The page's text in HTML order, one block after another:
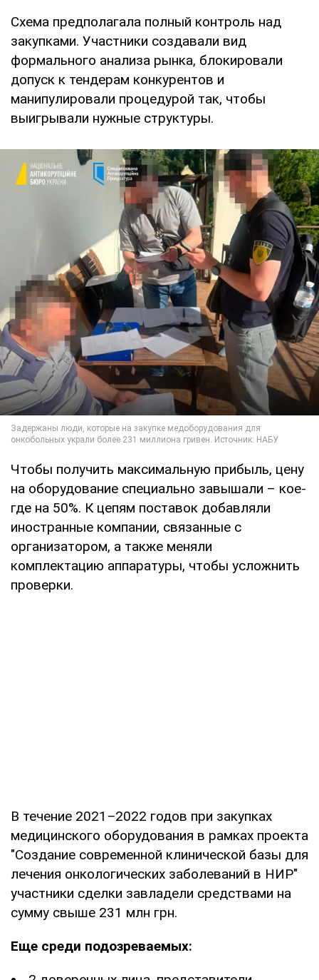
Схема предполагала полный контроль над
закупками. Участники создавали вид
формального анализа рынка, блокировали
допуск к тендерам конкурентов и
манипулировали процедурой так, чтобы
выигрывали нужные структуры.
Чтобы получить максимальную прибыль, цену
на оборудование специально завышали – кое-
где на 50%. К цепям поставок добавляли
иностранные компании, связанные с
организатором, а также меняли
комплектацию аппаратуры, чтобы усложнить
проверки.
В течение 2021 –2022 годов при закупках
медицинского оборудования в рамках проекта
"Создание современной клинической базы для
лечения онкологических заболеваний в НИР"
участники сделки завладели средствами на
сумму свыше 231 млн грн.
Еще среди подозреваемых: